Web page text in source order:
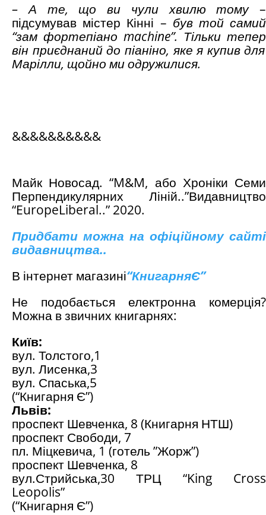
– А те, що ви чулихвилю тому–
підсумував містер Кінні – бувтойсамий
“зам фортепіано machine”. Тільки тепер
він приєднаний до піаніно, яке я купив для
Марілли, щойно ми одружилися.
&&&&&&&&&&
Майк Новосад. “M&M, або Хроніки Семи
Перпендикулярних Ліній..”Видавництво
“EuropeLiberal..” 2020.
Придбати можна на офіційному сайті
видавництва..
В інтернет магазині“КнигарняЄ”
Не подобається електронна комерція?
Можна в звичних книгарнях:
Київ:
вул. Толстого,1
вул. Лисенка,3
вул. Спаська,5
(“Книгарня Є”)
Львів:
проспект Шевченка, 8 (Книгарня НТШ)
проспект Свободи, 7
пл. Міцкевича, 1 (готель ”Жорж”)
проспект Шевченка, 8
вул.Стрийська,30 ТРЦ “King Cross
Leopolis”
(“Книгарня Є”)